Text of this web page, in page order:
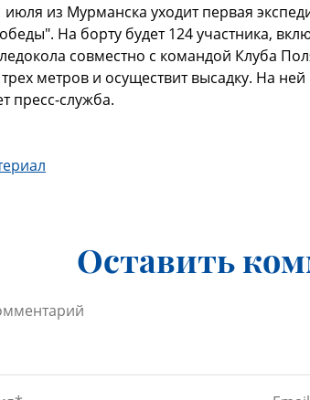
июля из Мурманска уходит первая
На борту будет 124 участника,
совместно с командой Клуба
метров и осуществит высадку. На
пресс-служба.
Оставить